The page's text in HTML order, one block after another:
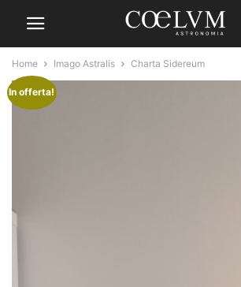
Home Imago Astralis Charta Sidereum
In offerta!